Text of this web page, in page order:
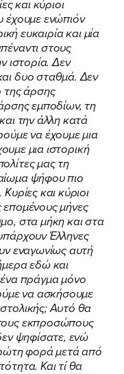
και κύριοι
έχουμε ενώπιόν
ευκαιρία και μία
στους
ιστορία. Δεν
δυο σταθμά. Δεν
της άρσης
εμποδίων, τη
την άλλη κατά
να έχουμε μια
μια ιστορική
μας τη
ψήφου πιο
και κύριοι
μήνες
στα μήκη και στα
Έλληνες
εναγωνίως αυτή
εδώ και
πράγμα μόνο
να ασκήσουμε
Αυτό θα
εκπροσώπους
ψηφίσατε, ενώ
φορά μετά από
Και τί θα